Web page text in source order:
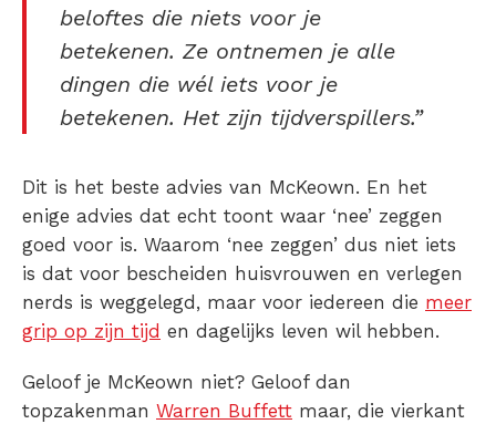
beloftes die niets voor je
betekenen. Ze ontnemen je alle
dingen die wél iets voor je
betekenen. Het zijn tijdverspillers.”
Dit is het beste advies van McKeown. En het
enige advies dat echt toont waar ‘nee’ zeggen
goed voor is. Waarom ‘nee zeggen’ dus niet iets
is dat voor bescheiden huisvrouwen en verlegen
nerds is weggelegd, maar voor iedereen die meer
grip op zijn tijd en dagelijks leven wil hebben.
Geloof je McKeown niet? Geloof dan
topzakenman Warren Buffett maar, die vierkant